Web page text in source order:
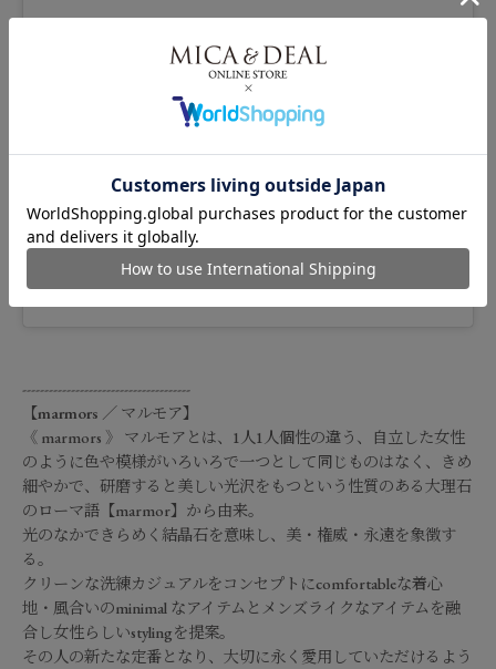
marmors |マルモア(@marmors_official)がシェアした投稿
--------------------------------------
【marmors ／ マルモア】
《 marmors 》 マルモアとは、1人1人個性の違う、自立した女性
のように色や模様がいろいろで一つとして同じものはなく、きめ
細やかで、研磨すると美しい光沢をもつという性質のある大理石
のローマ語【marmor】から由来。
光のなかできらめく結晶石を意味し、美・権威・永遠を象徴す
る。
クリーンな洗練カジュアルをコンセプトにcomfortableな着心
地・風合いのminimal なアイテムとメンズライクなアイテムを融
合し女性らしいstylingを提案。
その人の新たな定番となり、大切に永く愛用していただけるよう